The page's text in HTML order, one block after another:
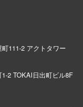
111-2 アクトタワー
2 TOKAI日出町ビル8F